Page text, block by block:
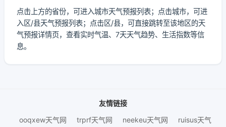
点击上方的省份，可进入城市天气预报列表；点击城市，可进
入区/县天气预报列表；点击区/县，可直接跳转至该地区的天
气预报详情页，查看实时气温、7天天气趋势、生活指数等信
息。
友情链接
ooqxew天气网
trprf天气网 neekeu天气网 ruisus天气